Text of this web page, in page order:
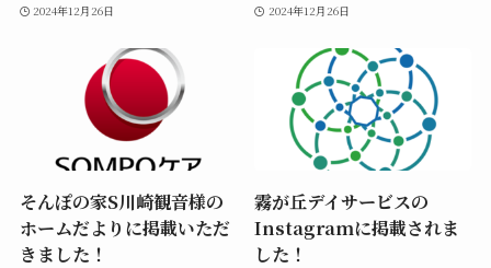
2024年12月26日 2024年12月26日
そんぽの家S川崎観音様の
ホームだよりに掲載いただ
きました！
霧が丘デイサービスの
Instagramに掲載されま
した！